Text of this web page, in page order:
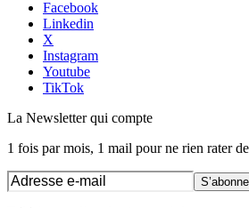
Facebook
Linkedin
X
Instagram
Youtube
TikTok
La Newsletterqui compte
1 fois par mois, 1 mail pour ne rien rater